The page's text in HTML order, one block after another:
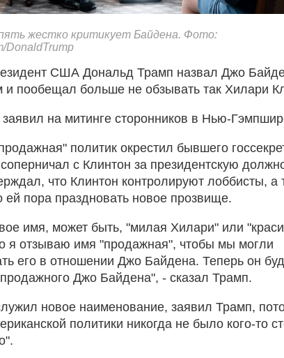
жестко критикует Байдена. Фото:
DonaldTrump
США Дональд Трамп назвал Джо
пообещал больше не обзывать так Хилари
на митинге сторонников в Нью-
политик окрестил бывшего
соперничал с Клинтон за президентскую
что Клинтон контролируют лоббисты, а
ей пора праздновать новое прозвище.
имя, может быть, "милая Хилари" или
я отзываю имя "продажная", чтобы мы могли
его в отношении Джо Байдена. Теперь он
продажного Джо Байдена", - сказал Трамп.
новое наименование, заявил Трамп,
политики никогда не было кого-то